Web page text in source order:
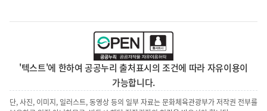
'텍스트'에 한하여 공공누리 출처표시의 조건에 따라 자유이용이
가능합니다.
단, 사진, 이미지, 일러스트, 동영상 등의 일부 자료는 문화체육관광부가 저작권 전부를